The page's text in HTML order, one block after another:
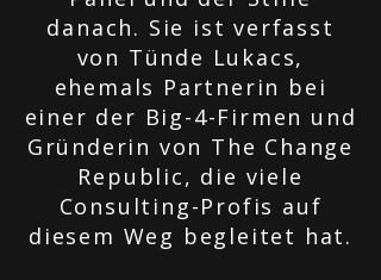
danach. Sie ist verfasst
von Tünde Lukacs,
ehemals Partnerin bei
einer der Big-4-Firmen und
Gründerin von The Change
Republic, die viele
Consulting-Profis auf
diesem Weg begleitet hat.